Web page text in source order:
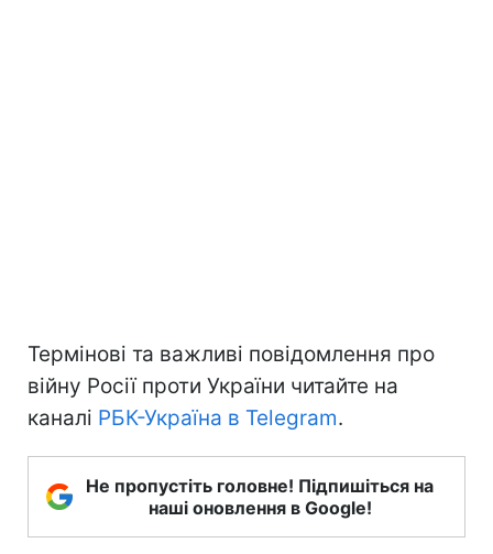
Термінові та важливі повідомлення про
війну Росії проти України читайте на
каналі РБК-Україна в Telegram.
Не пропустіть головне! Підпишіться на
наші оновлення в Google!